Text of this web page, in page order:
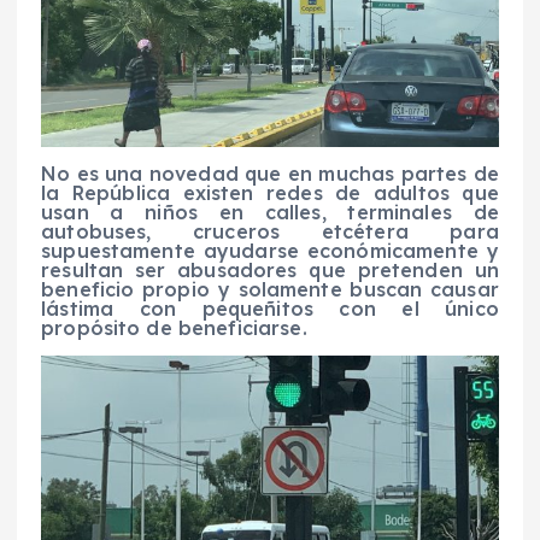
No es una novedad que en muchas partes de
la República existen redes de adultos que
usan a niños en calles, terminales de
autobuses, cruceros etcétera para
supuestamente ayudarse económicamente y
resultan ser abusadores que pretenden un
beneficio propio y solamente buscan causar
lástima con pequeñitos con el único
propósito de beneficiarse.